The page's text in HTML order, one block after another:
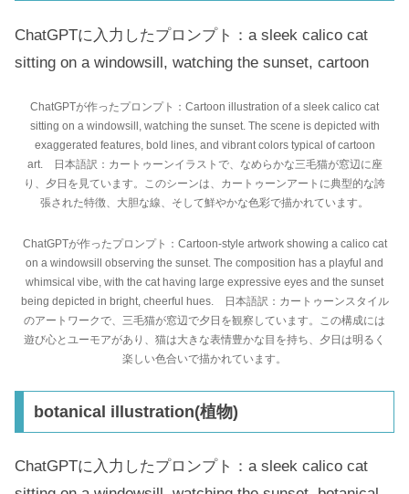
ChatGPTに入力したプロンプト：a sleek calico cat
sitting on a windowsill, watching the sunset, cartoon
ChatGPTが作ったプロンプト：Cartoon illustration of a sleek calico cat
sitting on a windowsill, watching the sunset. The scene is depicted with
exaggerated features, bold lines, and vibrant colors typical of cartoon
art. 日本語訳：カートゥーンイラストで、なめらかな三毛猫が窓辺に座
り、夕日を見ています。このシーンは、カートゥーンアートに典型的な誇
張された特徴、大胆な線、そして鮮やかな色彩で描かれています。
ChatGPTが作ったプロンプト：Cartoon-style artwork showing a calico cat
on a windowsill observing the sunset. The composition has a playful and
whimsical vibe, with the cat having large expressive eyes and the sunset
being depicted in bright, cheerful hues. 日本語訳：カートゥーンスタイル
のアートワークで、三毛猫が窓辺で夕日を観察しています。この構成には
遊び心とユーモアがあり、猫は大きな表情豊かな目を持ち、夕日は明るく
楽しい色合いで描かれています。
botanical illustration(植物)
ChatGPTに入力したプロンプト：a sleek calico cat